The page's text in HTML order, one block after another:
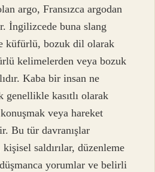
argo, Fransızca argodan
İngilizcede buna slang
küfürlü, bozuk dil olarak
kelimelerden veya bozuk
Kaba bir insan ne
genellikle kasıtlı olarak
veya hareket
Bu tür davranışlar
saldırılar, düzenleme
yorumlar ve belirli